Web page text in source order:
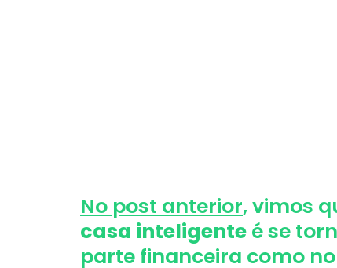
No post anterior, vimos
casa inteligente é se
parte financeira como